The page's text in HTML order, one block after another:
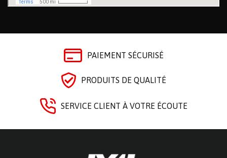
PAIEMENT SÉCURISÉ
PRODUITS DE QUALITÉ
SERVICE CLIENT À VOTRE ÉCOUTE